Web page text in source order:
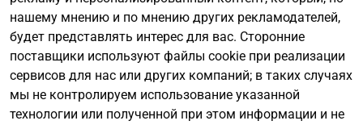
нашему мнению и по мнению других рекламодателей,
будет представлять интерес для вас. Сторонние
поставщики используют файлы cookie при реализации
сервисов для нас или других компаний; в таких случаях
мы не контролируем использование указанной
технологии или полученной при этом информации и не